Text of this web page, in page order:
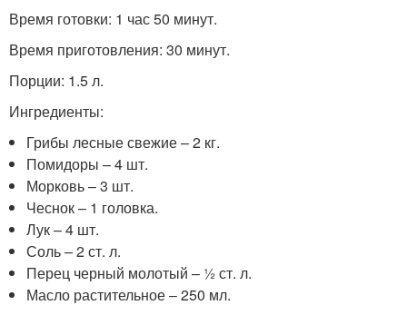
Время готовки: 1 час 50 минут.
Время приготовления: 30 минут.
Порции: 1.5 л.
Ингредиенты:
Грибы лесные свежие – 2 кг.
Помидоры – 4 шт.
Морковь – 3 шт.
Чеснок – 1 головка.
Лук – 4 шт.
Соль – 2 ст. л.
Перец черный молотый – ½ ст. л.
Масло растительное – 250 мл.